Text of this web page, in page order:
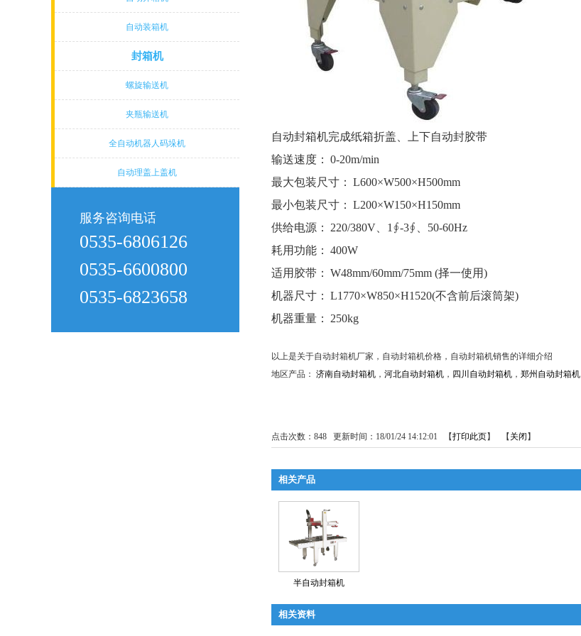
自动装箱机
封箱机
螺旋输送机
夹瓶输送机
全自动机器人码垛机
自动理盖上盖机
服务咨询电话
0535-6806126
0535-6600800
0535-6823658
自动封箱机完成纸箱折盖、上下自动封胶带
输送速度： 0-20m/min
最大包装尺寸： L600×W500×H500mm
最小包装尺寸： L200×W150×H150mm
供给电源：
220/380V、1∮-3∮、50-60Hz
耗用功能： 400W
适用胶带： W48mm/60mm/75mm (择一使用)
机器尺寸： L1770×W850×H1520(不含前后滚筒架)
机器重量：
250kg
以上是关于自动封箱机厂家，自动封箱机价格，自动封箱机销售的详细介绍
地区产品： 济南自动封箱机 ， 河北自动封箱机 ， 四川自动封箱机 ， 郑州自动封箱机
点击次数： 848 更新时间：18/01/24 14:12:01 【打印此页】 【 关闭 】
相关产品
半自动封箱机
相关资料